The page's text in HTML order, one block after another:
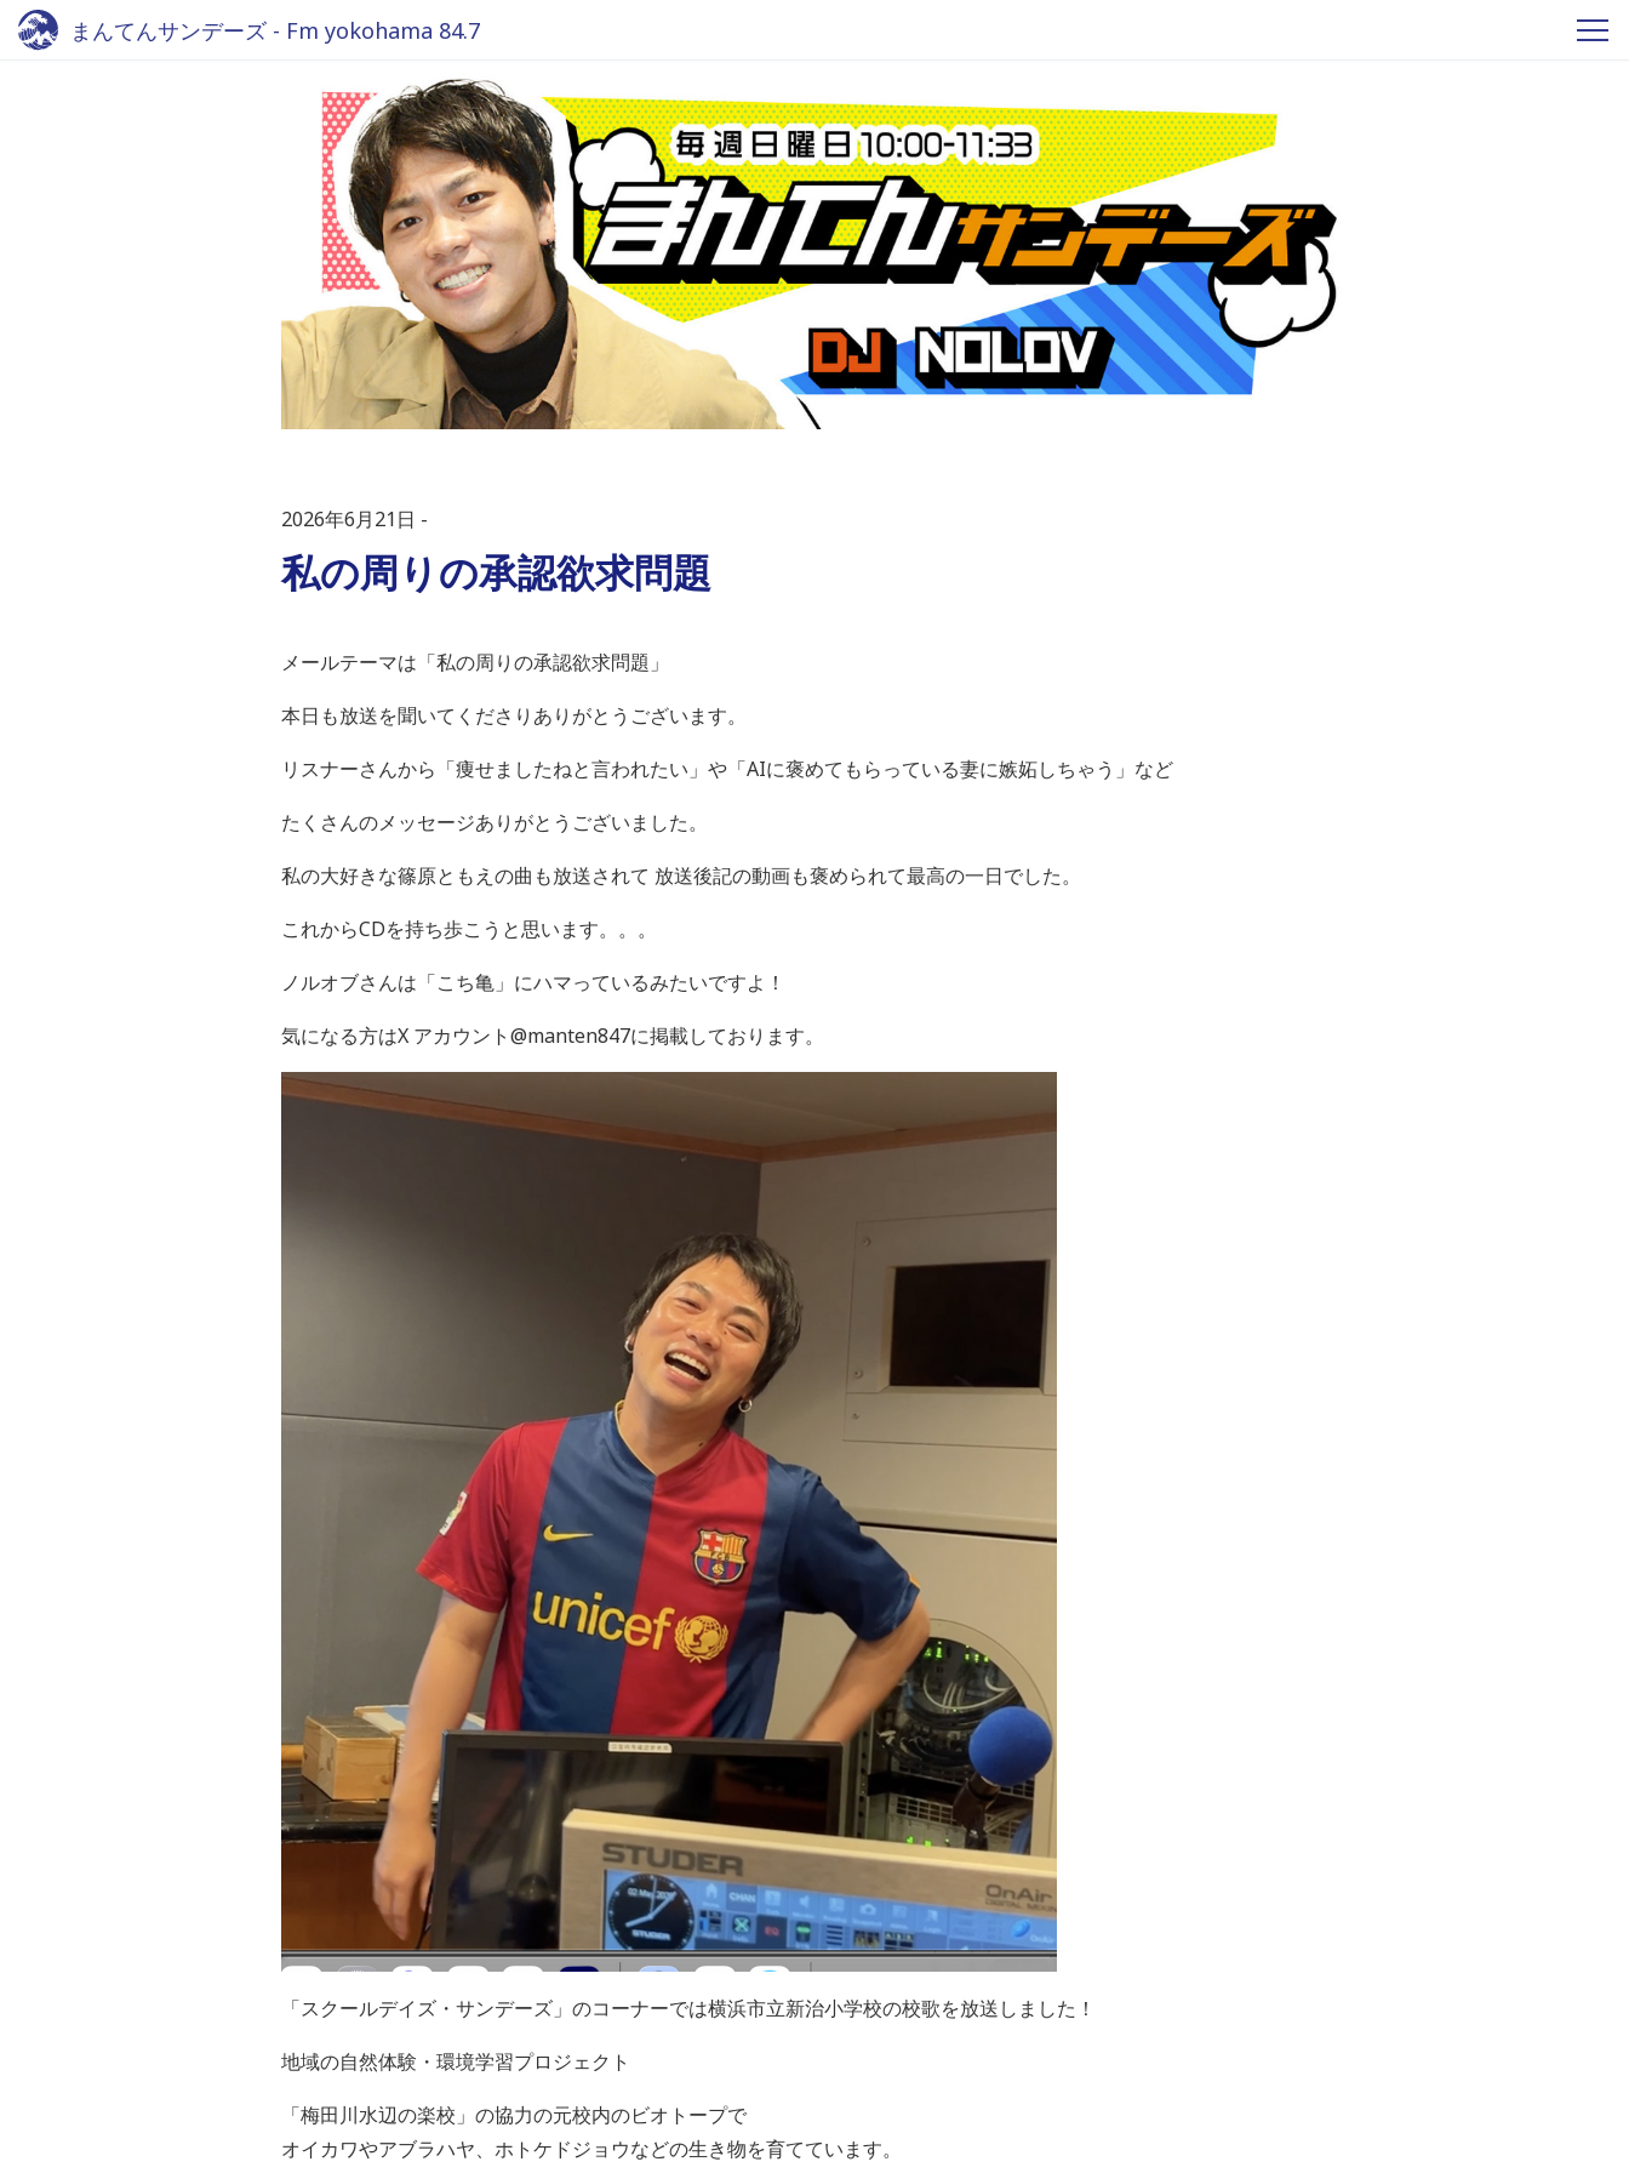
まんてんサンデーズ - Fm yokohama 84.7
2026年6月21日
私の周りの承認欲求問題
メールテーマは「私の周りの承認欲求問題」
本日も放送を聞いてくださりありがとうございます。
リスナーさんから「痩せましたねと言われたい」や「AIに褒めてもらっている妻に嫉妬しちゃう」など
たくさんのメッセージありがとうございました。
私の大好きな篠原ともえの曲も放送されて 放送後記の動画も褒められて最高の一日でした。
これからCDを持ち歩こうと思います。。。
ノルオブさんは「こち亀」にハマっているみたいですよ！
気になる方はX アカウント@manten847に掲載しております。
「スクールデイズ・サンデーズ」のコーナーでは横浜市立新治小学校の校歌を放送しました！
地域の自然体験・環境学習プロジェクト
「梅田川水辺の楽校」の協力の元校内のビオトープで
オイカワやアブラハヤ、ホトケドジョウなどの生き物を育てています。